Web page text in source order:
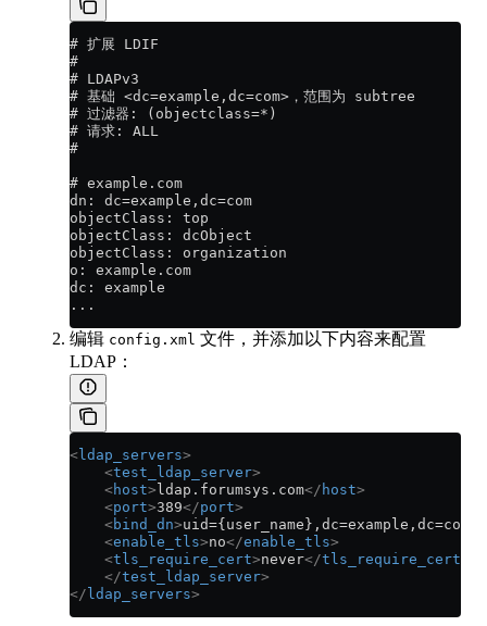
# 扩展 LDIF
#
# LDAPv3
# 基础 <dc=example,dc=com>，范围为 subtree
# 过滤器: (objectclass=*)
# 请求: ALL
#
# example.com
dn: dc=example,dc=com
objectClass: top
objectClass: dcObject
objectClass: organization
o: example.com
dc: example
...
编辑 config.xml 文件，并添加以下内容来配置
LDAP：
<ldap_servers>
    <
test_ldap_server>
    <
host>ldap.forumsys.com</ host>
    <
port>389</port>
    <
bind_dn>uid={user_name},dc=example,dc=com
    <
enable_tls>no</enable_tls>
    <
tls_require_cert>never</tls_require_cert
    </
test_ldap_server>
</ldap_servers>